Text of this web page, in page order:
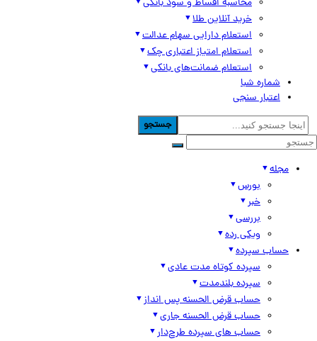
محاسبه اقساط و سود بانکی
خرید آنلاین طلا
استعلام دارایی سهام عدالت
استعلام امتیاز اعتباری چک
استعلام ضمانت‌های بانکی
شماره شبا
اعتبار سنجی
جستجو
مجله
بورس
خبر
بررسی
ویکی رده
حساب سپرده
سپرده کوتاه مدت عادی
سپرده بلندمدت
حساب قرض الحسنه پس انداز
حساب قرض الحسنه جاری
حساب های سپرده طرح‌دار